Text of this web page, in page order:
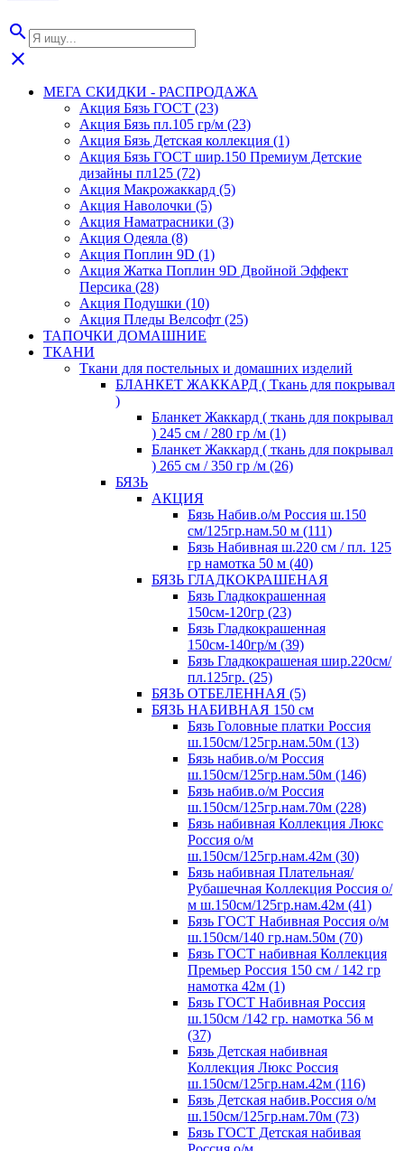
search
close
МЕГА СКИДКИ - РАСПРОДАЖА
Акция Бязь ГОСТ (23)
Акция Бязь пл.105 гр/м (23)
Акция Бязь Детская коллекция (1)
Акция Бязь ГОСТ шир.150 Премиум Детские
дизайны пл125 (72)
Акция Макрожаккард (5)
Акция Наволочки (5)
Акция Наматрасники (3)
Акция Одеяла (8)
Акция Поплин 9D (1)
Акция Жатка Поплин 9D Двойной Эффект
Персика (28)
Акция Подушки (10)
Акция Пледы Велсофт (25)
ТАПОЧКИ ДОМАШНИЕ
ТКАНИ
Ткани для постельных и домашних изделий
БЛАНКЕТ ЖАККАРД ( Ткань для покрывал
)
Бланкет Жаккард ( ткань для покрывал
) 245 см / 280 гр /м (1)
Бланкет Жаккард ( ткань для покрывал
) 265 см / 350 гр /м (26)
БЯЗЬ
АКЦИЯ
Бязь Набив.о/м Россия ш.150
см/125гр.нам.50 м (111)
Бязь Набивная ш.220 см / пл. 125
гр намотка 50 м (40)
БЯЗЬ ГЛАДКОКРАШЕНАЯ
Бязь Гладкокрашенная
150см-120гр (23)
Бязь Гладкокрашенная
150см-140гр/м (39)
Бязь Гладкокрашеная шир.220см/
пл.125гр. (25)
БЯЗЬ ОТБЕЛЕННАЯ (5)
БЯЗЬ НАБИВНАЯ 150 см
Бязь Головные платки Россия
ш.150см/125гр.нам.50м (13)
Бязь набив.о/м Россия
ш.150см/125гр.нам.50м (146)
Бязь набив.о/м Россия
ш.150см/125гр.нам.70м (228)
Бязь набивная Коллекция Люкс
Россия о/м
ш.150см/125гр.нам.42м (30)
Бязь набивная Плательная/
Рубашечная Коллекция Россия о/
м ш.150см/125гр.нам.42м (41)
Бязь ГОСТ Набивная Россия о/м
ш.150см/140 гр.нам.50м (70)
Бязь ГОСТ набивная Коллекция
Премьер Россия 150 см / 142 гр
намотка 42м (1)
Бязь ГОСТ Набивная Россия
ш.150см /142 гр. намотка 56 м
(37)
Бязь Детская набивная
Коллекция Люкс Россия
ш.150см/125гр.нам.42м (116)
Бязь Детская набив.Россия о/м
ш.150см/125гр.нам.70м (73)
Бязь ГОСТ Детская набивая